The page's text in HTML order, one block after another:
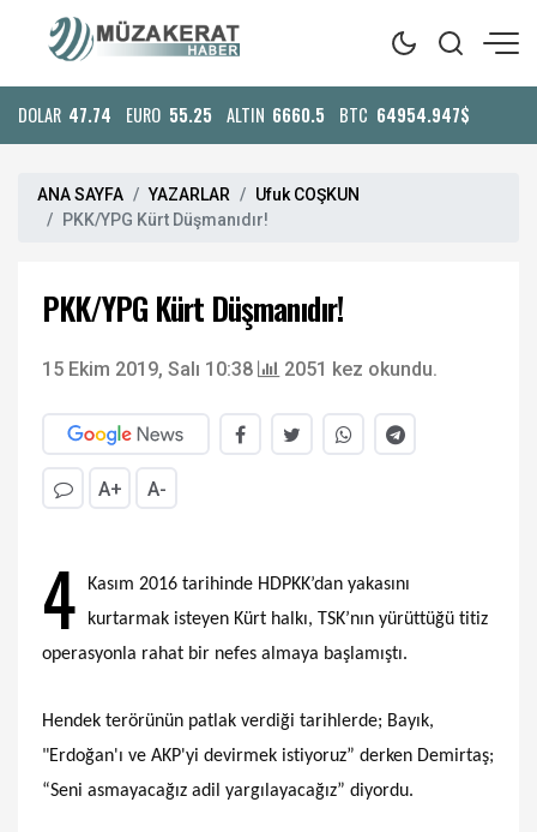
DOLAR 47.74 EURO 55.25 ALTIN 6660.5 BTC 64954.947$
ANA SAYFA YAZARLAR
Ufuk COŞKUN
PKK/YPG Kürt Düşmanıdır!
PKK/YPG Kürt Düşmanıdır!
15 Ekim 2019, Salı 10:38 2051 kez okundu.
A+ A-
4
Kasım 2016 tarihinde HDPKK’dan yakasını
kurtarmak isteyen Kürt halkı, TSK’nın yürüttüğü titiz
operasyonla rahat bir nefes almaya başlamıştı.
Hendek terörünün patlak verdiği tarihlerde; Bayık,
"Erdoğan'ı ve AKP'yi devirmek istiyoruz” derken Demirtaş;
“Seni asmayacağız adil yargılayacağız” diyordu.